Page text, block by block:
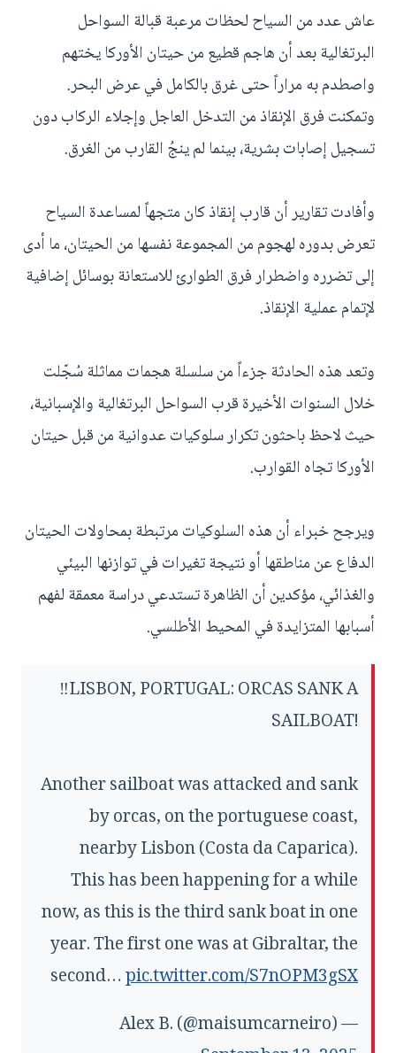
عاش عدد من السياح لحظات مرعبة قبالة السواحل
البرتغالية بعد أن هاجم قطيع من حيتان الأوركا يختهم
واصطدم به مراراً حتى غرق بالكامل في عرض البحر.
وتمكنت فرق الإنقاذ من التدخل العاجل وإجلاء الركاب دون
تسجيل إصابات بشرية، بينما لم ينجُ القارب من الغرق.
وأفادت تقارير أن قارب إنقاذ كان متجهاً لمساعدة السياح
تعرض بدوره لهجوم من المجموعة نفسها من الحيتان، ما أدى
إلى تضرره واضطرار فرق الطوارئ للاستعانة بوسائل إضافية
لإتمام عملية الإنقاذ.
وتعد هذه الحادثة جزءاً من سلسلة هجمات مماثلة سُجّلت
خلال السنوات الأخيرة قرب السواحل البرتغالية والإسبانية،
حيث لاحظ باحثون تكرار سلوكيات عدوانية من قبل حيتان
الأوركا تجاه القوارب.
ويرجح خبراء أن هذه السلوكيات مرتبطة بمحاولات الحيتان
الدفاع عن مناطقها أو نتيجة تغيرات في توازنها البيئي
والغذائي، مؤكدين أن الظاهرة تستدعي دراسة معمقة لفهم
أسبابها المتزايدة في المحيط الأطلسي.
‼️LISBON, PORTUGAL: ORCAS SANK A
SAILBOAT!
Another sailboat was attacked and sank
by orcas, on the portuguese coast,
nearby Lisbon (Costa da Caparica).
This has been happening for a while
now, as this is the third sank boat in one
year. The first one was at Gibraltar, the
second…pic.twitter.com/S7nOPM3gSX
— Alex B. (@maisumcarneiro)